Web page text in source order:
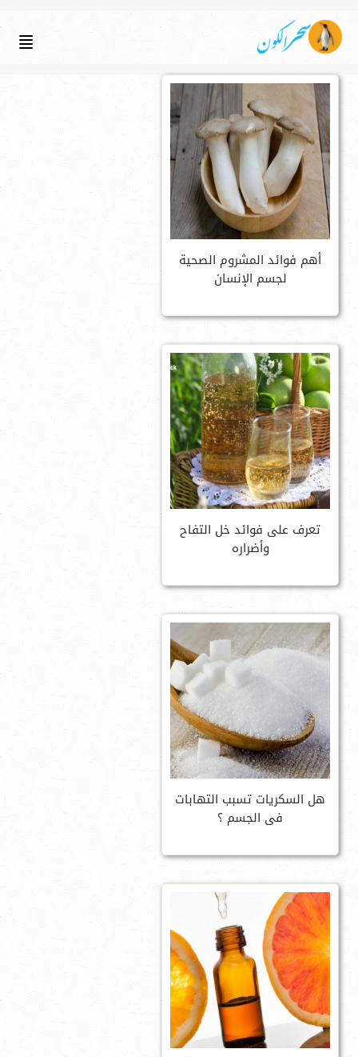
أهم فوائد المشروم الصحية
لجسم الإنسان
تعرف على فوائد خل التفاح
وأضراره
هل السكريات تسبب التهابات
فى الجسم ؟